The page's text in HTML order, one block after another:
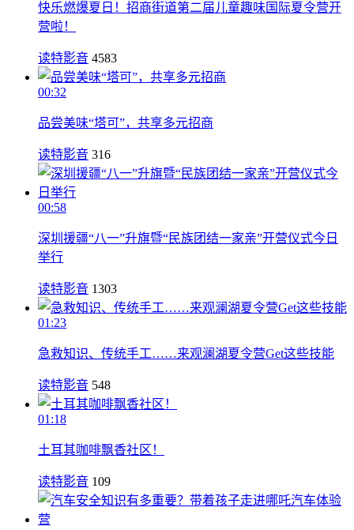
快乐燃爆夏日！招商街道第二届儿童趣味国际夏令营开
营啦！
读特影音 4583
00:32
品尝美味“塔可”，共享多元招商
读特影音 316
00:58
深圳援疆“八一”升旗暨“民族团结一家亲”开营仪式今日
举行
读特影音 1303
01:23
急救知识、传统手工……来观澜湖夏令营Get这些技能
读特影音 548
01:18
土耳其咖啡飘香社区！
读特影音 109